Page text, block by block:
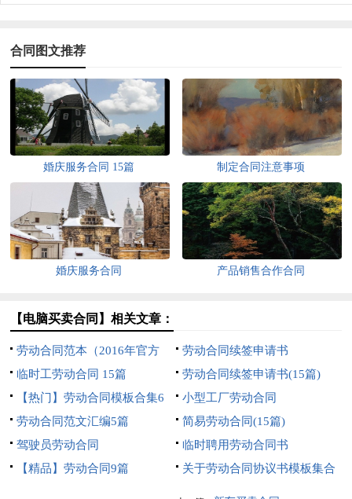
合同图文推荐
婚庆服务合同 15篇 制定合同注意事项
婚庆服务合同 产品销售合作合同
【电脑买卖合同】相关文章：
劳动合同范本（2016年官方
版）
劳动合同续签申请书
临时工劳动合同 15篇
劳动合同续签申请书(15篇)
【热门】劳动合同模板合集6
篇
小型工厂劳动合同
劳动合同范文汇编5篇
简易劳动合同(15篇)
驾驶员劳动合同
临时聘用劳动合同书
【精品】劳动合同9篇
关于劳动合同协议书模板集合